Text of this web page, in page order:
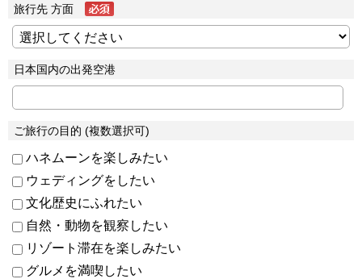
旅行先 方面
日本国内の出発空港
ご旅行の目的 (複数選択可)
ハネムーンを楽しみたい
ウェディングをしたい
文化歴史にふれたい
自然・動物を観察したい
リゾート滞在を楽しみたい
グルメを満喫したい